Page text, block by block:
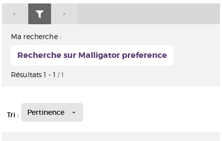
Ma recherche :
Recherche sur Malligator preference
Résultats1 - 1 / 1
Tri : Pertinence